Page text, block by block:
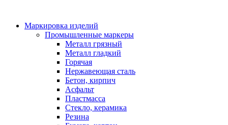
Маркировка изделий
Промышленные маркеры
Металл грязный
Металл гладкий
Горячая
Нержавеющая сталь
Бетон, кирпич
Асфальт
Пластмасса
Стекло, керамика
Резина